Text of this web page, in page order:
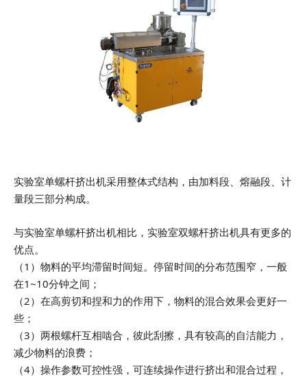
实验室单螺杆挤出机采用整体式结构，由加料段、熔融段、计
量段三部分构成。
与实验室单螺杆挤出机相比，实验室双螺杆挤出机具有更多的
优点。
（1）物料的平均滞留时间短。停留时间的分布范围窄，一般
在1~10分钟之间；
（2）在高剪切和捏和力的作用下，物料的混合效果会更好一
些；
（3）两根螺杆互相啮合，彼此刮擦，具有较高的自洁能力，
减少物料的浪费；
（4）操作参数可控性强，可连续操作进行挤出和混合过程，